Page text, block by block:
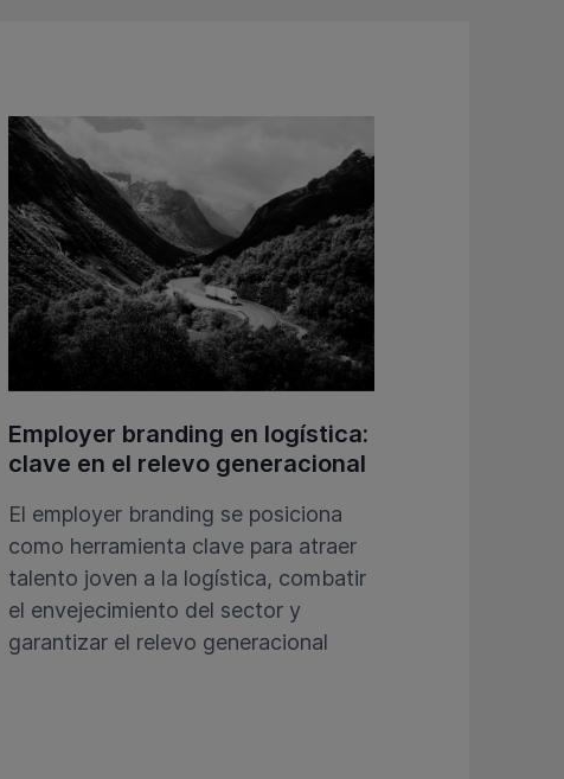
Employer branding en logística:
clave en el relevo generacional
El employer branding se posiciona
como herramienta clave para atraer
talento joven a la logística, combatir
el envejecimiento del sector y
garantizar el relevo generacional